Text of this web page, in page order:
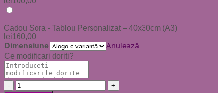
Cadou Sora - Tablou Personalizat – 40x30cm (A3)
lei160,00
Dimensiune
Anulează
Ce modificari doriti?
Cantitate